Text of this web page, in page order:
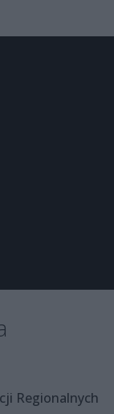
Regionalnych